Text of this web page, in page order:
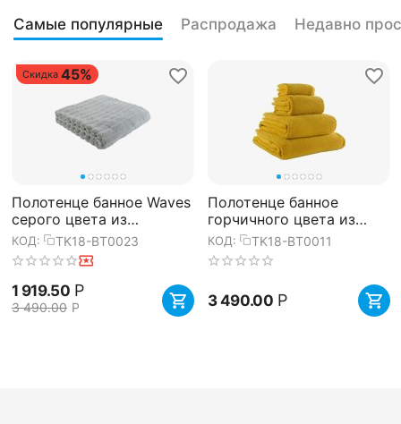
Самые популярные Распродажа Недавно
Скидка 45%
Полотенце банное Waves
серого цвета из
коллекции Essential,
70х140 см, Tkano
КОД: TK18-BT0023
1 919.50 Р
3 490.00 Р
Полотенце банное
горчичного цвета из
коллекции Essential,
70х140 см, Tkano
КОД: TK18-BT0011
3 490.00 Р